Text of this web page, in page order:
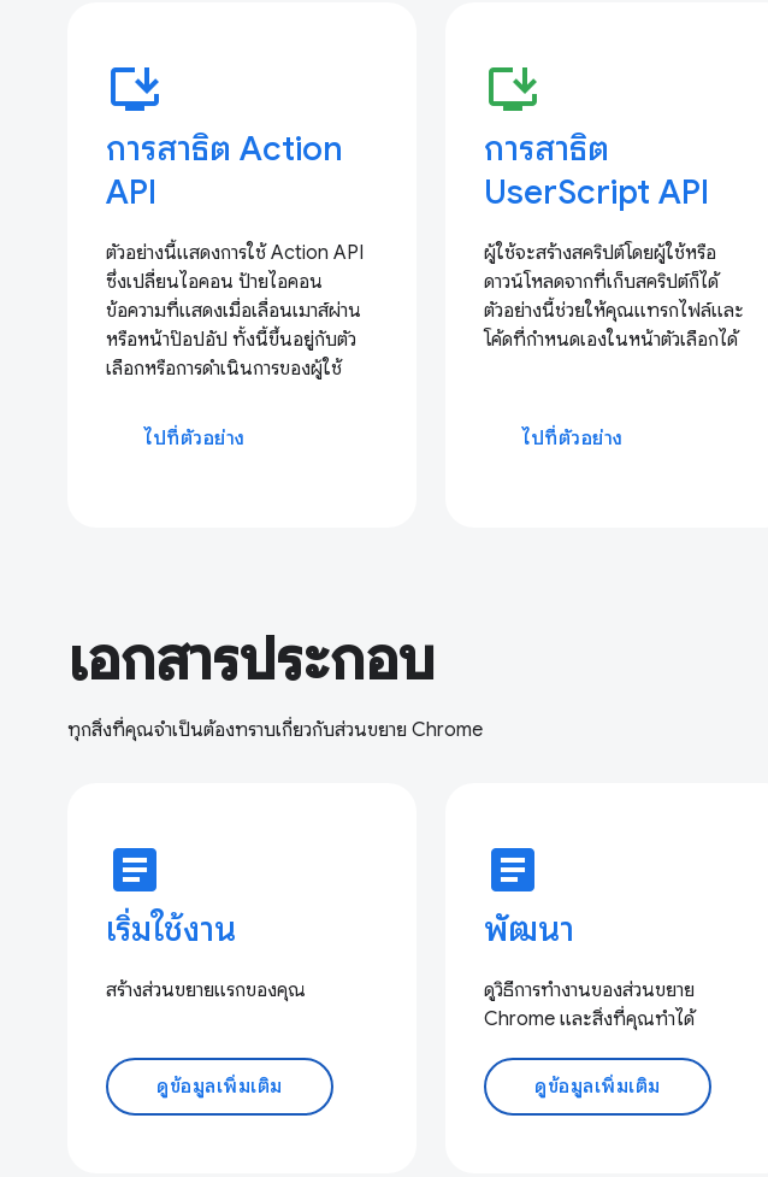
install_desktop
การสาธิต Action
API
ตัวอย่างนี้แสดงการใช้ Action API
ซึ่งเปลี่ยนไอคอน ป้ายไอคอน
ข้อความที่แสดงเมื่อเลื่อนเมาส์ผ่าน
หรือหน้าป๊อปอัป ทั้งนี้ขึ้นอยู่กับตัว
เลือกหรือการดำเนินการของผู้ใช้
ไปที่ตัวอย่าง
install_desktop
การสาธิต
UserScript API
ผู้ใช้จะสร้างสคริปต์โดยผู้ใช้หรือ
ดาวน์โหลดจากที่เก็บสคริปต์ก็ได้
ตัวอย่างนี้ช่วยให้คุณแทรกไฟล์และ
โค้ดที่กำหนดเองในหน้าตัวเลือกได้
ไปที่ตัวอย่าง
เอกสารประกอบ
ทุกสิ่งที่คุณจำเป็นต้องทราบเกี่ยวกับส่วนขยาย Chrome
article
เริ่มใช้งาน
สร้างส่วนขยายแรกของคุณ
ดูข้อมูลเพิ่มเติม
article
พัฒนา
ดูวิธีการทํางานของส่วนขยาย
Chrome และสิ่งที่คุณทำได้
ดูข้อมูลเพิ่มเติม